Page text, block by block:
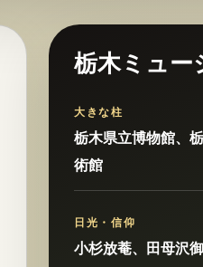
栃木ミュー
大きな柱
栃木県立博物館、
術館
日光・信仰
小杉放菴、田母沢